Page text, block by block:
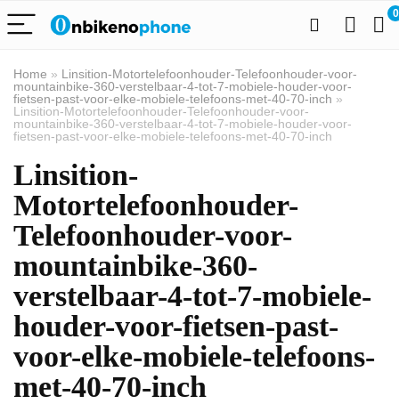
0
Home » Linsition-Motortelefoonhouder-Telefoonhouder-voor-
mountainbike-360-verstelbaar-4-tot-7-mobiele-houder-voor-
fietsen-past-voor-elke-mobiele-telefoons-met-40-70-inch »
Linsition-Motortelefoonhouder-Telefoonhouder-voor-
mountainbike-360-verstelbaar-4-tot-7-mobiele-houder-voor-
fietsen-past-voor-elke-mobiele-telefoons-met-40-70-inch
Linsition-
Motortelefoonhouder-
Telefoonhouder-voor-
mountainbike-360-
verstelbaar-4-tot-7-mobiele-
houder-voor-fietsen-past-
voor-elke-mobiele-telefoons-
met-40-70-inch